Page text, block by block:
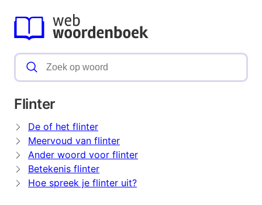
Flinter
De of het flinter
Meervoud van flinter
Ander woord voor flinter
Betekenis flinter
Hoe spreek je flinter uit?